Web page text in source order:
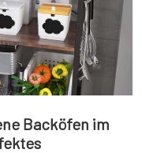
Backöfen im